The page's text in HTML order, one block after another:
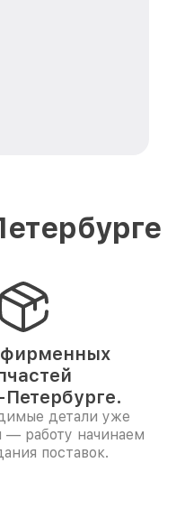
детали уже
— работу начинаем
поставок.